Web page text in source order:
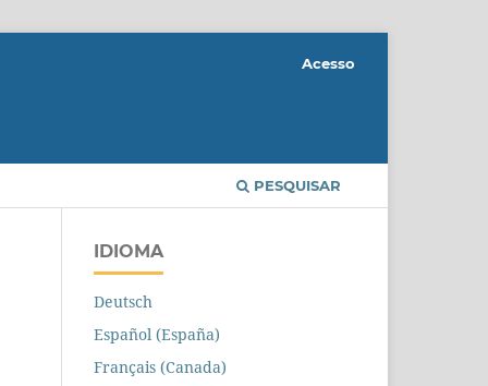
PESQUISAR
Acesso
IDIOMA
Deutsch
Español (España)
Français (Canada)